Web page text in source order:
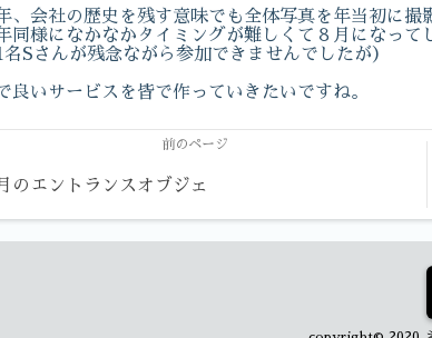
、会社の歴史を残す意味でも全体写真を年当初に撮
同様になかなかタイミングが難しくて８月になって
名Sさんが残念ながら参加できませんでしたが）
良いサービスを皆で作っていきたいですね。
前のページ
のエントランスオブジェ